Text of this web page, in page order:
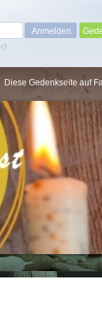
Diese Gedenkseite auf